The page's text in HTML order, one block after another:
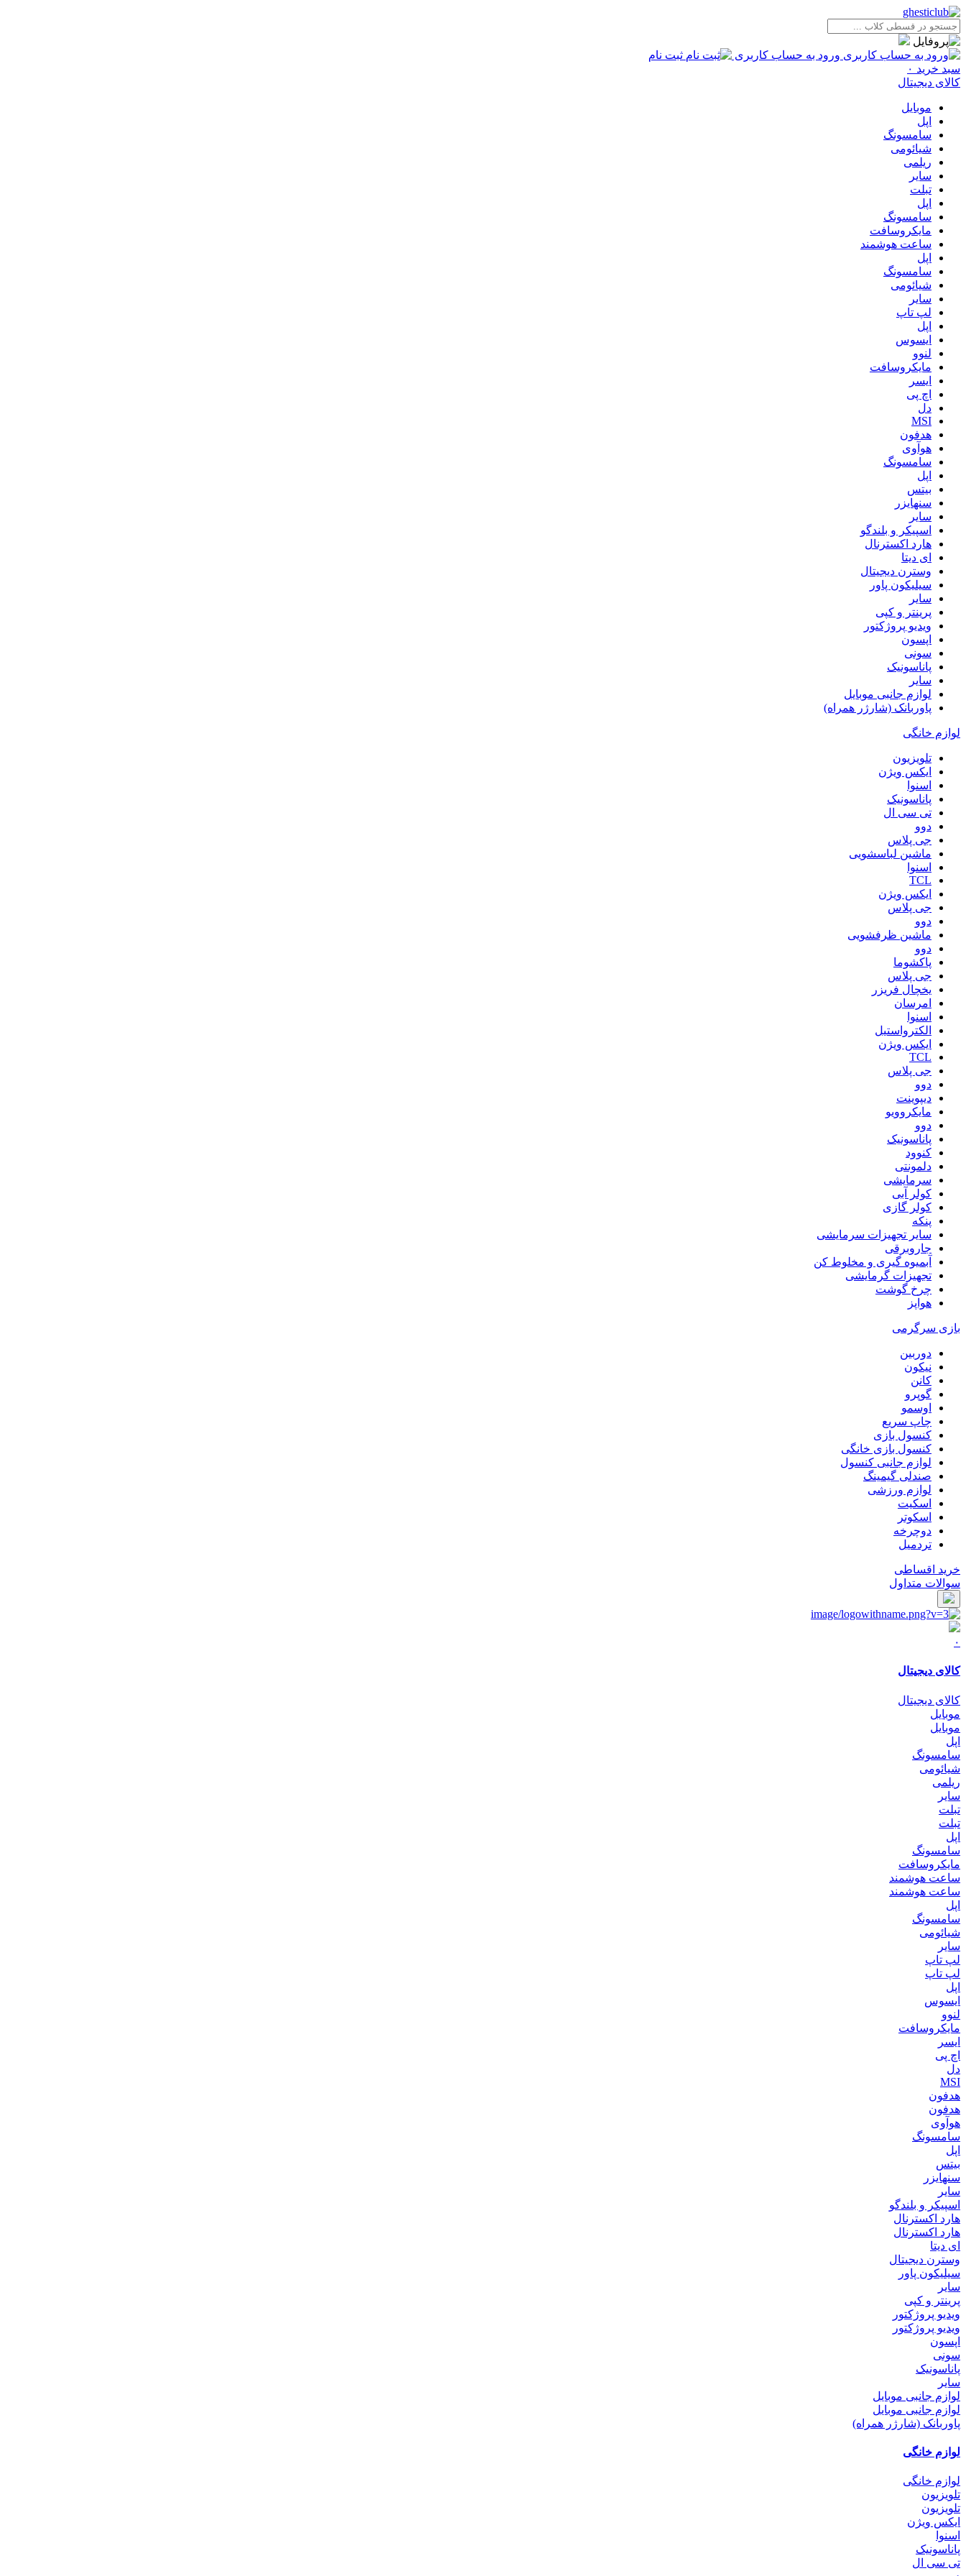
ورود به حساب کاربری
ثبت نام
سبد خرید ۰
کالای دیجیتال
موبایل
اپل
سامسونگ
شیائومی
ریلمی
سایر
تبلت
اپل
سامسونگ
مایکروسافت
ساعت هوشمند
اپل
سامسونگ
شیائومی
سایر
لپ تاپ
اپل
ایسوس
لنوو
مایکروسافت
ایسر
اچ پی
دل
MSI
هدفون
هوآوی
سامسونگ
اپل
بیتس
سنهایزر
سایر
اسپیکر و بلندگو
هارد اکسترنال
ای دیتا
وسترن دیجیتال
سیلیکون پاور
سایر
پرینتر و کپی
ویدیو پروژکتور
اپسون
سونی
پاناسونیک
سایر
لوازم جانبی موبایل
پاوربانک (شارژر همراه)
لوازم خانگی
تلویزیون
ایکس ویژن
اسنوا
پاناسونیک
تی سی ال
دوو
جی پلاس
ماشین لباسشویی
اسنوا
TCL
ایکس ویژن
جی پلاس
دوو
ماشین ظرفشویی
دوو
پاکشوما
جی پلاس
یخچال فریزر
امرسان
اسنوا
الکترواستیل
ایکس ویژن
TCL
جی پلاس
دوو
دیپوینت
مایکروویو
دوو
پاناسونیک
کنوود
دلمونتی
سرمایشی
کولر آبی
کولر گازی
پنکه
سایر تجهیزات سرمایشی
جاروبرقی
آبمیوه گیری و مخلوط کن
تجهیزات گرمایشی
چرخ گوشت
هواپز
بازی سرگرمی
دوربین
نیکون
کانن
گوپرو
اوسمو
چاپ سریع
کنسول بازی
کنسول بازی خانگی
لوازم جانبی کنسول
صندلی گیمینگ
لوازم ورزشی
اسکیت
اسکوتر
دوچرخه
تردمیل
خرید اقساطی
سوالات متداول
۰
کالای دیجیتال
کالای دیجیتال
موبایل
موبایل
اپل
سامسونگ
شیائومی
ریلمی
سایر
تبلت
تبلت
اپل
سامسونگ
مایکروسافت
ساعت هوشمند
ساعت هوشمند
اپل
سامسونگ
شیائومی
سایر
لپ تاپ
لپ تاپ
اپل
ایسوس
لنوو
مایکروسافت
ایسر
اچ پی
دل
MSI
هدفون
هدفون
هوآوی
سامسونگ
اپل
بیتس
سنهایزر
سایر
اسپیکر و بلندگو
هارد اکسترنال
هارد اکسترنال
ای دیتا
وسترن دیجیتال
سیلیکون پاور
سایر
پرینتر و کپی
ویدیو پروژکتور
ویدیو پروژکتور
اپسون
سونی
پاناسونیک
سایر
لوازم جانبی موبایل
لوازم جانبی موبایل
پاوربانک (شارژر همراه)
لوازم خانگی
لوازم خانگی
تلویزیون
تلویزیون
ایکس ویژن
اسنوا
پاناسونیک
تی سی ال